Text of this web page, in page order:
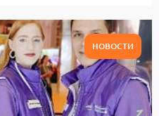
НОВОСТИ